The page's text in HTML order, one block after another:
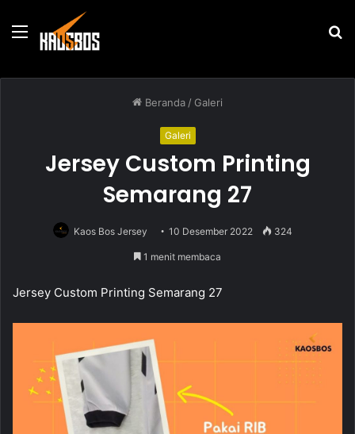
Menu
Beranda / Galeri
Galeri
Jersey Custom Printing
Semarang 27
Kaos Bos Jersey 10 Desember 2022 324
1 menit membaca
Jersey Custom Printing Semarang 27